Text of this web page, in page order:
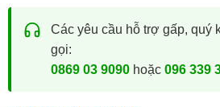
Các yêu cầu hỗ trợ gấp, quý
gọi:
0869 03 9090hoặc 096 339